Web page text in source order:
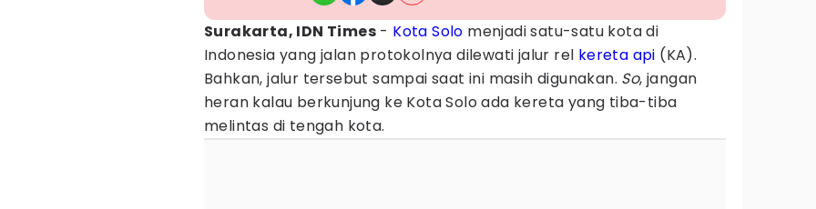
Surakarta, IDN Times - Kota Solo menjadi satu-satu kota di
Indonesia yang jalan protokolnya dilewati jalur rel kereta api (KA).
Bahkan, jalur tersebut sampai saat ini masih digunakan. So, jangan
heran kalau berkunjung ke Kota Solo ada kereta yang tiba-tiba
melintas di tengah kota.